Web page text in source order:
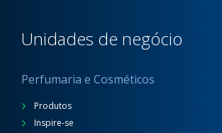
Unidades de negócio
Perfumaria e Cosméticos
Produtos
Inspire-se